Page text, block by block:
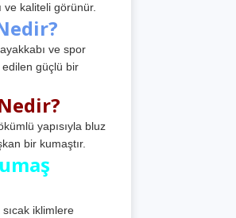
ve kaliteli görünür.
ve spor
güçlü bir
yapısıyla bluz
bir kumaştır.
iklimlere